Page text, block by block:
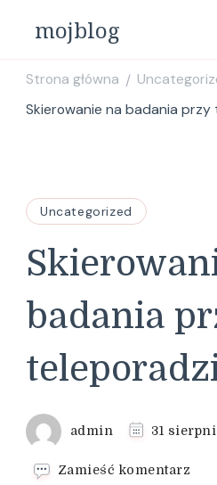
mojblog
Strona główna /
Skierowanie na badania
Uncategorized
badania
admin 31
Zamieść komentarz